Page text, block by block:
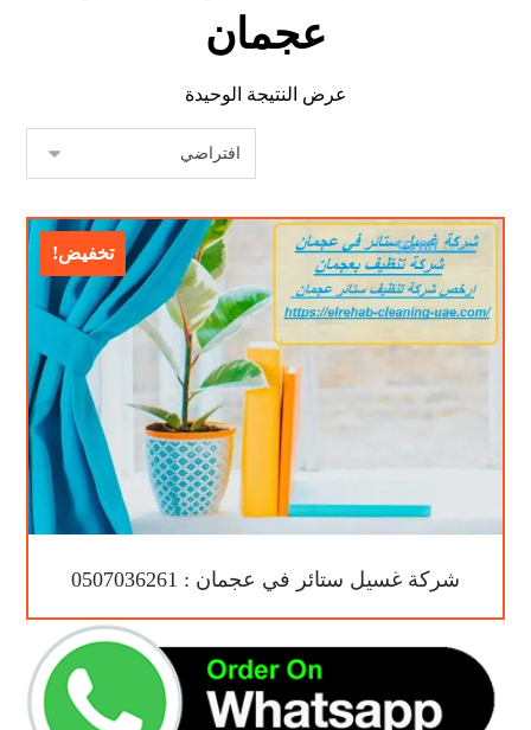
عجمان
عرض النتيجة الوحيدة
تخفيض!
شركة غسيل ستائر في عجمان : 0507036261
$8.00
$5.00